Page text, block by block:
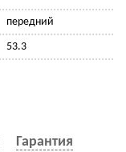
передний
53.3
Гарантия